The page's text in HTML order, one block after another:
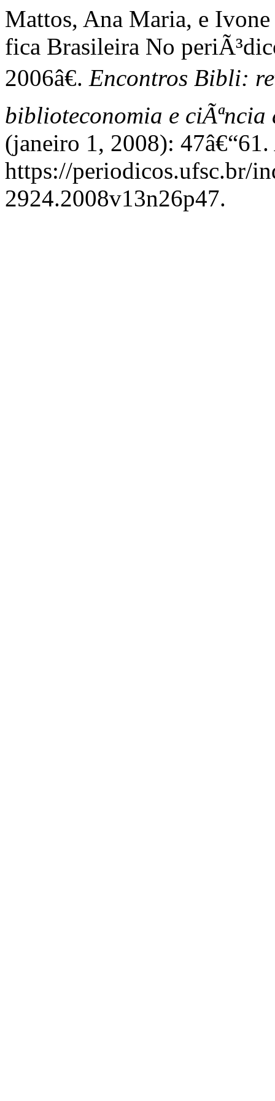
Mattos, Ana Maria, e
fica Brasileira No
2006â€. Encontros Bibli:
biblioteconomia e
(janeiro 1, 2008):
https://periodicos.ufsc.br/
2924.2008v13n26p47.